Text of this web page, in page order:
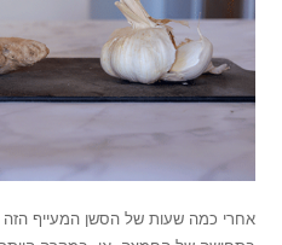
אחרי כמה שעות של הסשן המעייף